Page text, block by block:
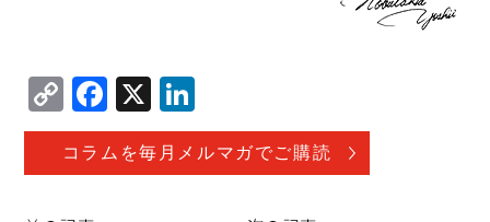
C
o
p
F
a
c
X
n
k
コラムを毎月メルマガでご購読